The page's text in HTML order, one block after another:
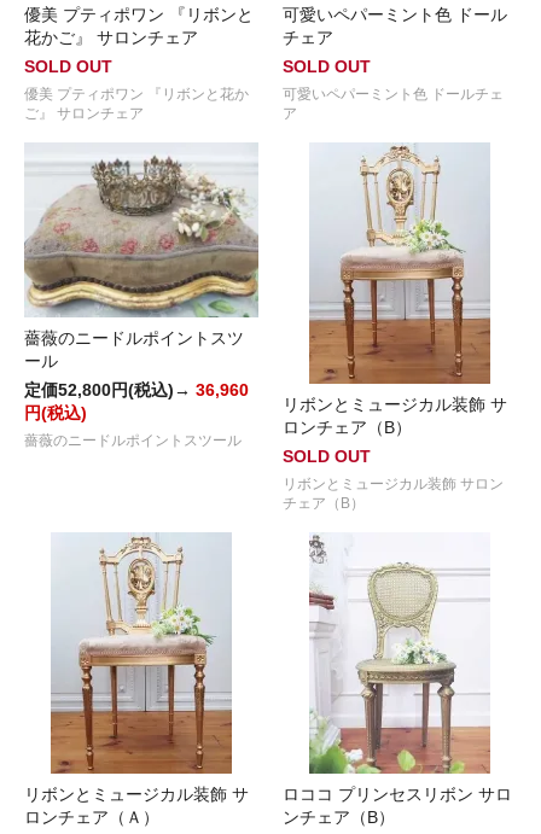
優美 プティポワン 『リボンと
花かご』 サロンチェア
SOLD OUT
優美 プティポワン 『リボンと花か
ご』 サロンチェア
可愛いペパーミント色 ドール
チェア
SOLD OUT
可愛いペパーミント色 ドールチェ
ア
薔薇のニードルポイントスツ
ール
定価52,800円(税込)→ 36,960
円(税込)
薔薇のニードルポイントスツール
リボンとミュージカル装飾 サ
ロンチェア（B）
SOLD OUT
リボンとミュージカル装飾 サロン
チェア（B）
リボンとミュージカル装飾 サ
ロンチェア（Ａ）
ロココ プリンセスリボン サロ
ンチェア（B）